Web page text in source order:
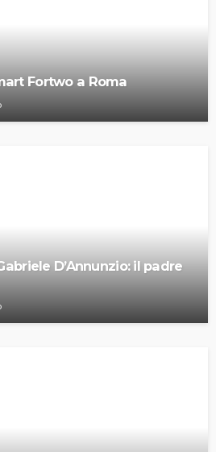
Fortwo a Roma
D’Annunzio: il padre